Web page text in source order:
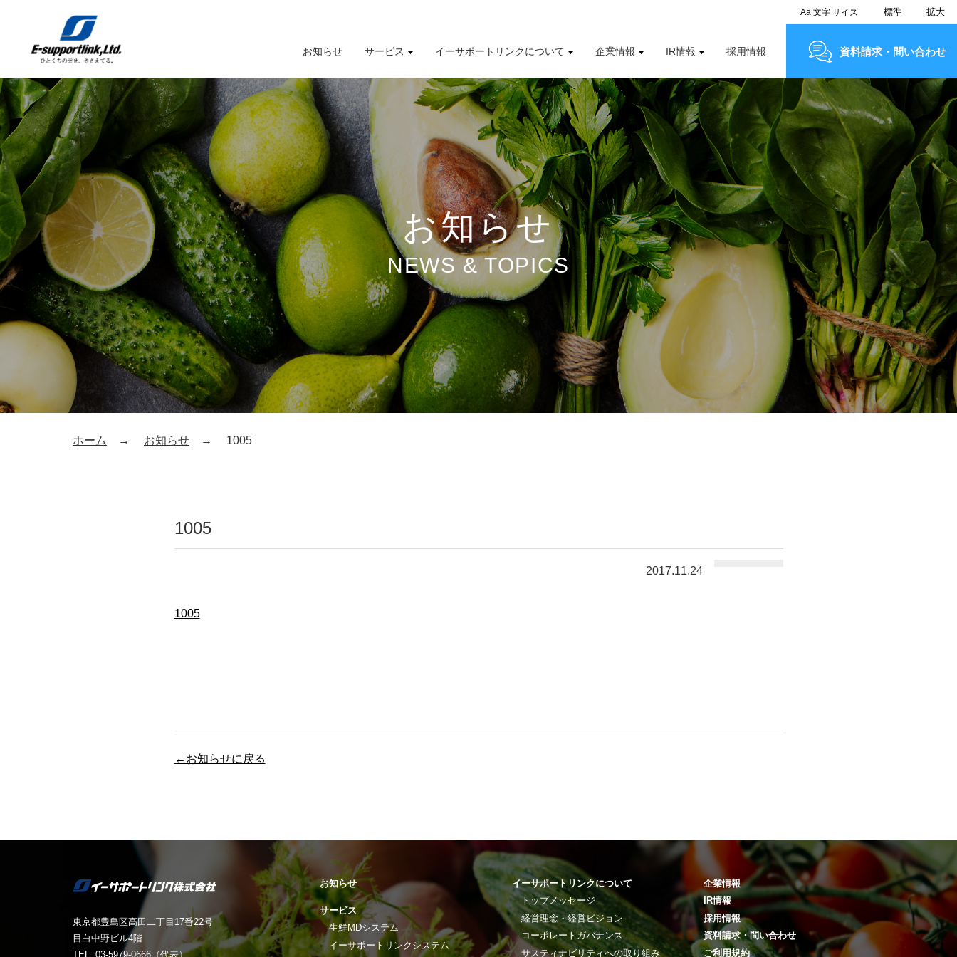
お知らせ サービス
サービスTOP
生鮮MDシステム
イーサポートリンクシステム
業務受託サービス（BPO）
農産物の生産・調達・販売
Marché+（マルシェプラス）
es-Marché（エスマルシェ）
イーサポートリンクについて
イーサポートリンクについてTOP
トップメッセージ
経営理念・経営ビジョン
コーポレートガバナンス
サスティナビリティへの取り組み
ブランドストーリー
企業情報
企業情報TOP
企業概要
事業所案内
関係会社
これまでの歩み
IR情報
IR情報TOP
IRニュース
IRカレンダー
IRライブラリー
株式情報
有価証券報告書
財務業績ハイライト
採用情報
Aa文字サイズ 標準 拡大
資料請求・問い合わせ
お知らせ
NEWS & TOPICS
ホーム お知らせ 1005
1005
2017.11.24
1005
←お知らせに戻る
東京都豊島区高田二丁目17番22号
目白中野ビル4階
TEL: 03-5979-0666（代表）
お知らせ
サービス
生鮮MDシステム
イーサポートリンクシステム
イーサポートリンクについて
トップメッセージ
経営理念・経営ビジョン
コーポレートガバナンス
サスティナビリティへの取り組み
企業情報
IR情報
採用情報
資料請求・問い合わせ
ご利用規約